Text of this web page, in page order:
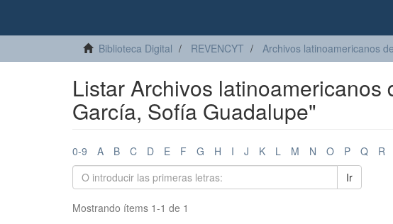
Biblioteca Digital REVENCYT Archivos latinoamericanos
Listar Archivos
García, Sofía Guadalupe"
0-9 A B C D E F G H I J K L M N O P Q R
Ir
Mostrando ítems 1-1 de 1